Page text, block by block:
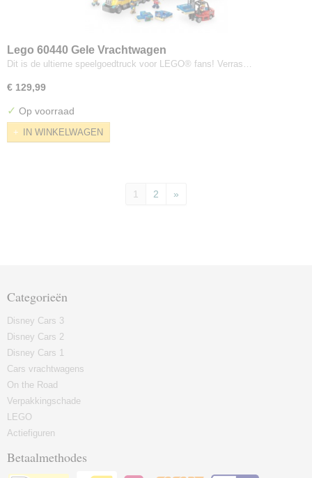
Lego 60440 Gele Vrachtwagen
Dit is de ultieme speelgoedtruck voor LEGO® fans! Verras…
€ 129,99
✓ Op voorraad
IN WINKELWAGEN
1 2 »
Categorieën
Disney Cars 3
Disney Cars 2
Disney Cars 1
Cars vrachtwagens
On the Road
Verpakkingschade
LEGO
Actiefiguren
Betaalmethodes